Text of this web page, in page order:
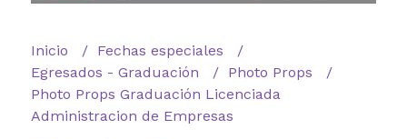
Inicio
Fechas especiales
Egresados - Graduación
Photo Props
Photo Props Graduación Licenciada
Administracion de Empresas